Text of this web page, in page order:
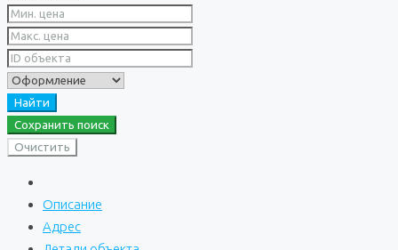
Найти
Сохранить поиск
Очистить
Описание
Адрес